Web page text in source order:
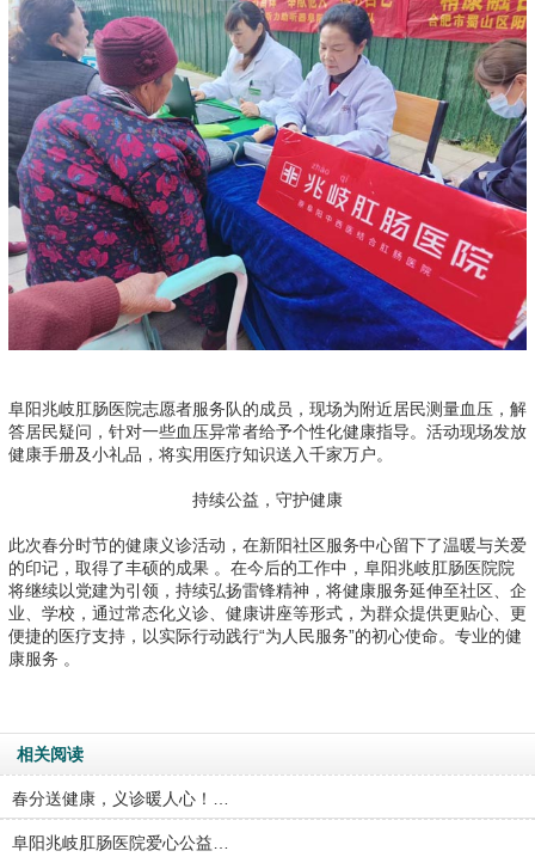
阜阳兆岐肛肠医院志愿者服务队的成员，现场为附近居民测量血压，解
答居民疑问，针对一些血压异常者给予个性化健康指导。活动现场发放
健康手册及小礼品，将实用医疗知识送入千家万户。
持续公益，守护健康
此次春分时节的健康义诊活动，在新阳社区服务中心留下了温暖与关爱
的印记，取得了丰硕的成果 。在今后的工作中，阜阳兆岐肛肠医院院
将继续以党建为引领，持续弘扬雷锋精神，将健康服务延伸至社区、企
业、学校，通过常态化义诊、健康讲座等形式，为群众提供更贴心、更
便捷的医疗支持，以实际行动践行“为人民服务”的初心使命。专业的健
康服务 。
相关阅读
春分送健康，义诊暖人心！…
阜阳兆岐肛肠医院爱心公益…